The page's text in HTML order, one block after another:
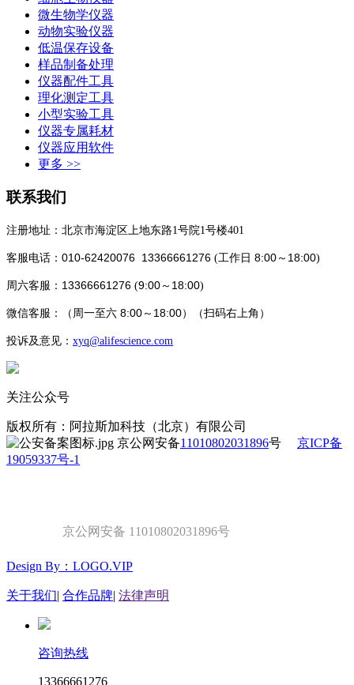
微生物学仪器
动物实验仪器
低温保存设备
样品制备处理
仪器配件工具
理化测定工具
小型实验工具
仪器专属耗材
仪器应用软件
更多 >>
联系我们
注册地址：北京市海淀区上地东路1号院1号楼401
客服电话： 010-62420076 13366661276 (工作日 8:00～18:00)
周六客服： 13366661276 (9:00～18:00)
微信客服： （ 周一至六 8:00～18:00）（扫码右上角）
投诉及意见： xyq@alifescience.com
关注公众号
版权所有：阿拉斯加科技（北京）有限公司
京公网安备11010802031896号 京ICP备
19059337号-1
京公网安备 11010802031896号
Design By：LOGO.VIP
关于我们| 合作品牌| 法律声明
咨询热线
13366661276